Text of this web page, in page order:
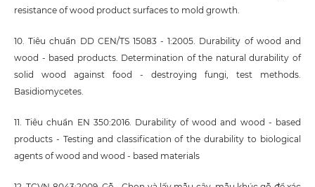
resistance of wood product surfaces to mold growth.
10. Tiêu chuẩn DD CEN/TS 15083 - 1:2005. Durability of wood and
wood - based products. Determination of the natural durability of
solid wood against food - destroying fungi, test methods.
Basidiomycetes.
11. Tiêu chuẩn EN 350:2016. Durability of wood and wood - based
products - Testing and classification of the durability to biological
agents of wood and wood - based materials